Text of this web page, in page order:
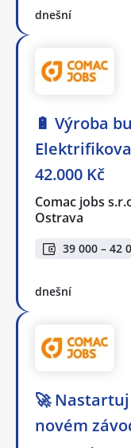
dnešní
🔋 Výroba
42.000 Kč
Comac jobs
Ostrava
39 000 – 42
dnešní
🚀
novém